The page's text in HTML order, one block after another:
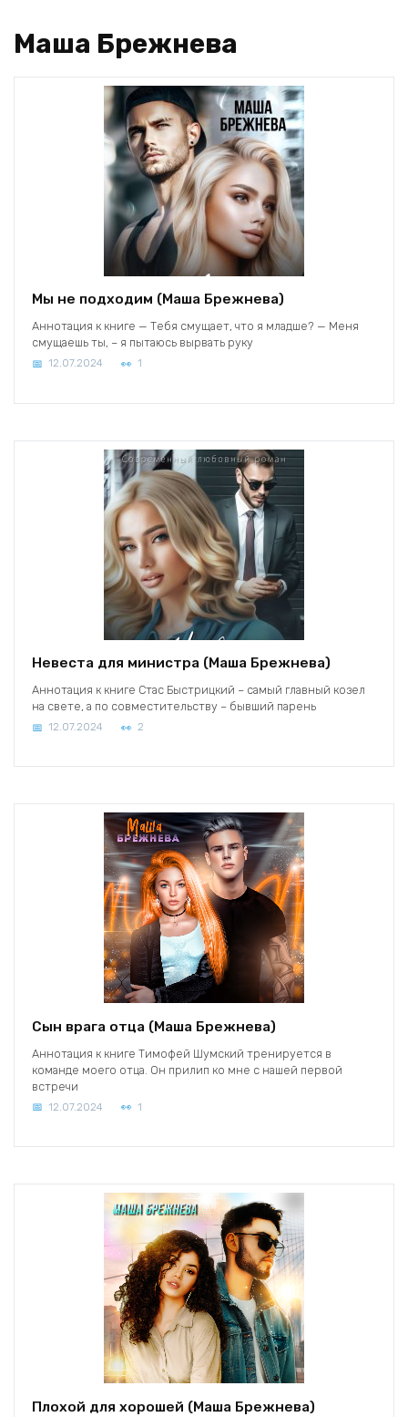
Маша Брежнева
Мы не подходим (Маша Брежнева)
Аннотация к книге — Тебя смущает, что я младше? — Меня
смущаешь ты, – я пытаюсь вырвать руку
12.07.2024 1
Невеста для министра (Маша Брежнева)
Аннотация к книге Стас Быстрицкий – самый главный козел
на свете, а по совместительству – бывший парень
12.07.2024 2
Сын врага отца (Маша Брежнева)
Аннотация к книге Тимофей Шумский тренируется в
команде моего отца. Он прилип ко мне с нашей первой
встречи
12.07.2024 1
Плохой для хорошей (Маша Брежнева)